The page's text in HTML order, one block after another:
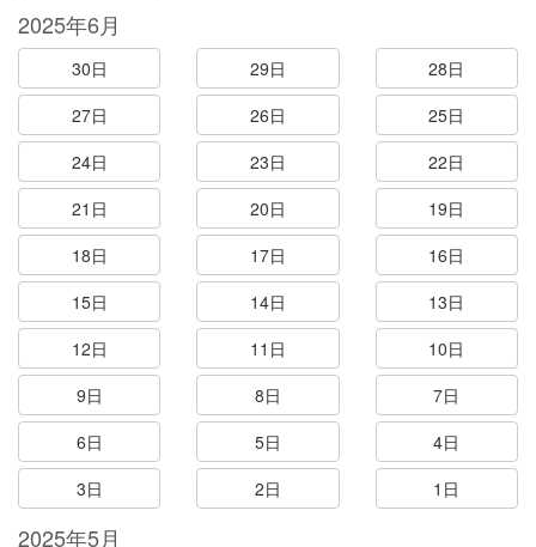
2025年6月
30日 29日
28日
27日
26日
25日
24日
23日
22日
21日
20日
19日
18日
17日
16日
15日
14日
13日
12日
11日
10日
9日
8日
7日
6日
5日
4日
3日
2日 1日
2025年5月